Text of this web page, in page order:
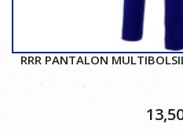
RRR PANTALON